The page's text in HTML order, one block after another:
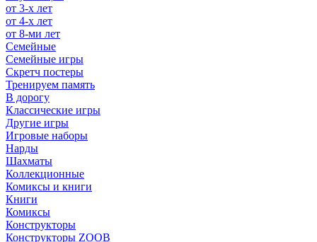
от 3-х лет
от 4-х лет
от 8-ми лет
Семейные
Семейные игры
Скретч постеры
Тренируем память
В дорогу
Классические игры
Другие игры
Игровые наборы
Нарды
Шахматы
Коллекционные
Комиксы и книги
Книги
Комиксы
Конструкторы
Конструкторы ZOOB